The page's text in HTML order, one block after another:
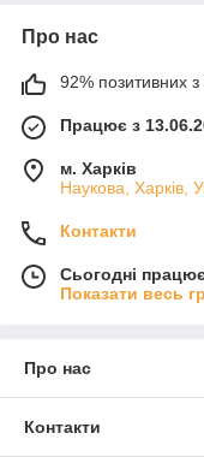
Про нас
92% позитивних з
Працює з
м. Харків
Наукова, Харків,
Контакти
Сьогодні
Показати весь
Про нас
Контакти